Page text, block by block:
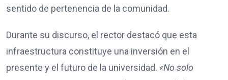
sentido de pertenencia de la comunidad.
Durante su discurso, el rector destacó que esta
infraestructura constituye una inversión en el
presente y el futuro de la universidad. «No solo